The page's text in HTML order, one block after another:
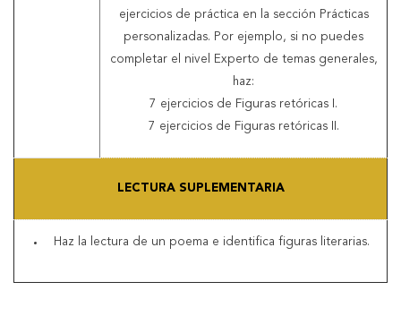
ejercicios de práctica en la sección Prácticas
personalizadas. Por ejemplo, si no puedes
completar el nivel Experto de temas generales,
haz:
7 ejercicios de Figuras retóricas I.
7 ejercicios de Figuras retóricas II.
LECTURA SUPLEMENTARIA
Haz la lectura de un poema e identifica figuras literarias.